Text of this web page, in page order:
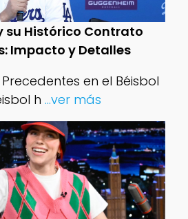
su Histórico Contrato
Impacto y Detalles
en el Béisbol
h ...ver más